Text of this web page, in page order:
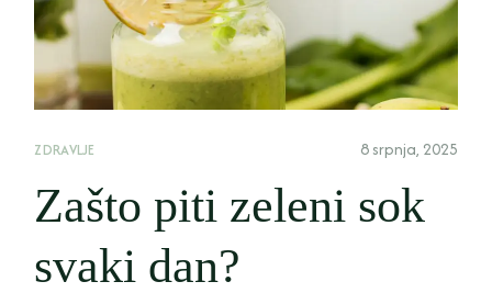
ZDRAVLJE 8 srpnja, 2025
Zašto piti zeleni sok
svaki dan?